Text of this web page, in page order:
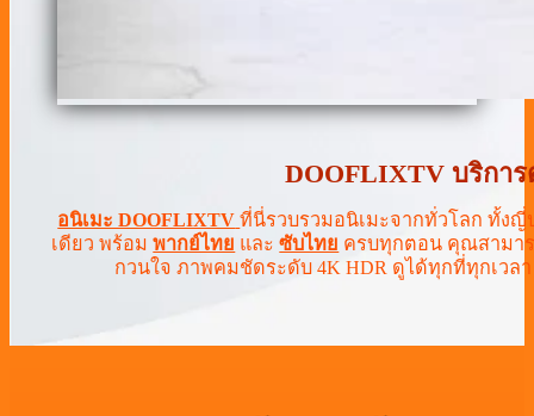
DOOFLIXTV บริกา
อนิเมะ DOOFLIXTV ที่นี่รวบรวมอนิเมะจากทั่วโลก ทั้ง
เดียว พร้อมพากย์ไทย และซับไทย ครบทุกตอน คุณสามา
กวนใจ ภาพคมชัดระดับ 4K HDR ดูได้ทุกที่ทุกเว